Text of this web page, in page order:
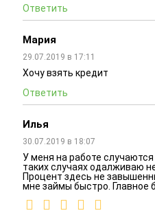
Ответить
Мария
29.07.2019 в 17:11
Хочу взять кредит
Ответить
Илья
30.07.2019 в 18:07
У меня на работе
таких случаях одалживаю
Процент здесь не
мне займы быстро. Главное